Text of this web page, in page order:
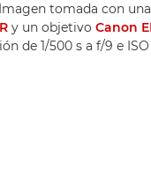
tomada con
y un objetivo Canon
de 1/500 s a f/9 e